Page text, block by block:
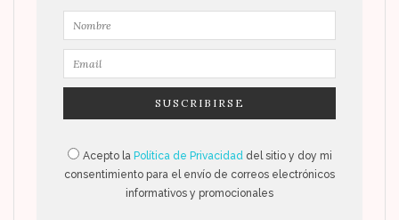
Acepto la Política de Privacidad del sitio y doy mi
consentimiento para el envío de correos electrónicos
informativos y promocionales